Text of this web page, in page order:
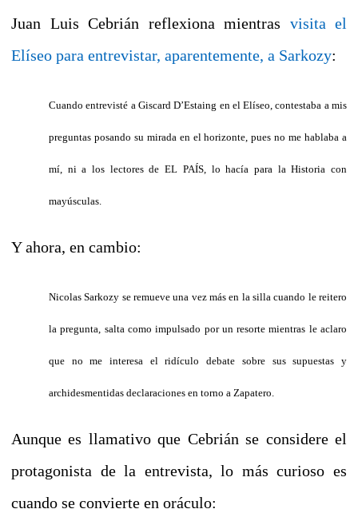
Juan Luis Cebrián reflexiona mientras visita el
Elíseo para entrevistar, aparentemente, a Sarkozy:
Cuando entrevisté a Giscard D’Estaing en el Elíseo, contestaba a mis
preguntas posando su mirada en el horizonte, pues no me hablaba a
mí, ni a los lectores de EL PAÍS, lo hacía para la Historia con
mayúsculas.
Y ahora, en cambio:
Nicolas Sarkozy se remueve una vez más en la silla cuando le reitero
la pregunta, salta como impulsado por un resorte mientras le aclaro
que no me interesa el ridículo debate sobre sus supuestas y
archidesmentidas declaraciones en torno a Zapatero.
Aunque es llamativo que Cebrián se considere el
protagonista de la entrevista, lo más curioso es
cuando se convierte en oráculo: